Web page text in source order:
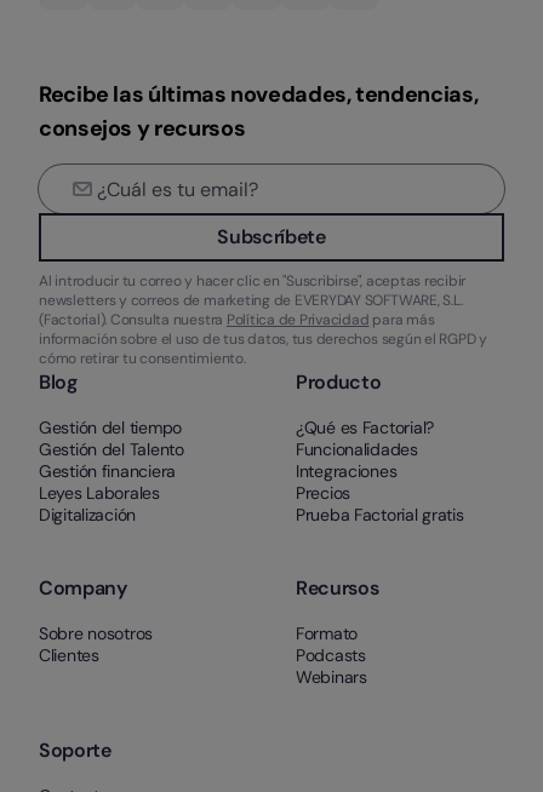
Recibe las últimas novedades, tendencias,
consejos y recursos
Subscríbete
Al introducir tu correo y hacer clic en "Suscribirse", aceptas recibir
newsletters y correos de marketing de EVERYDAY SOFTWARE, S.L.
(Factorial). Consulta nuestra Política de Privacidad para más
información sobre el uso de tus datos, tus derechos según el RGPD y
cómo retirar tu consentimiento.
Blog
Gestión del tiempo
Gestión del Talento
Gestión financiera
Leyes Laborales
Digitalización
Producto
¿Qué es Factorial?
Funcionalidades
Integraciones
Precios
Prueba Factorial gratis
Company
Sobre nosotros
Clientes
Recursos
Formato
Podcasts
Webinars
Soporte